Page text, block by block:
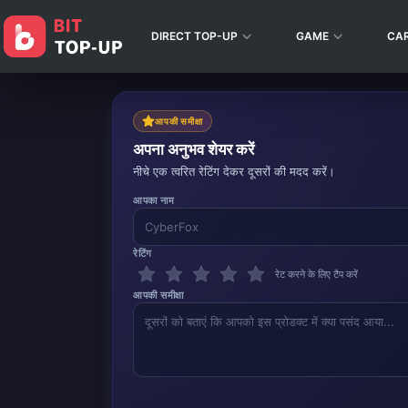
DIRECT TOP-UP GAME
आपकी समीक्षा
अपना अनुभव शेयर करें
नीचे एक त्वरित रेटिंग देकर दूसरों की मदद करें।
आपका नाम
रेटिंग
रेट करने के लिए टैप करें
आपकी समीक्षा